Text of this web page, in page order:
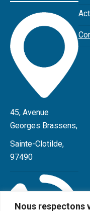
Nous respectons
45, Avenue
Georges Brassens,
Sainte-Clotilde,
97490